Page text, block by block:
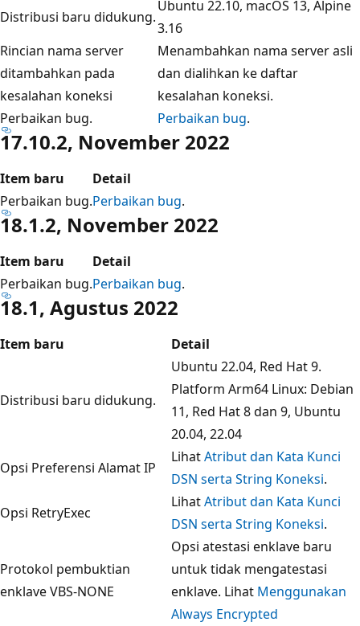
Distribusi baru didukung.
Ubuntu 22.10, macOS 13, Alpine
3.16
Rincian nama server
ditambahkan pada
kesalahan koneksi
Menambahkan nama server asli
dan dialihkan ke daftar
kesalahan koneksi.
Perbaikan bug.
Perbaikan bug.
17.10.2, November 2022
Item baru
Detail
Perbaikan bug.Perbaikan bug.
18.1.2, November 2022
Item baru
Detail
Perbaikan bug.Perbaikan bug.
18.1, Agustus 2022
Item baru Detail
Distribusi baru didukung.
Ubuntu 22.04, Red Hat 9.
Platform Arm64 Linux: Debian
11, Red Hat 8 dan 9, Ubuntu
20.04, 22.04
Opsi Preferensi Alamat IP
LihatAtribut dan Kata Kunci
DSN serta String Koneksi.
Opsi RetryExec
LihatAtribut dan Kata Kunci
DSN serta String Koneksi.
Protokol pembuktian
enklave VBS-NONE
Opsi atestasi enklave baru
untuk tidak mengatestasi
enklave. Lihat Menggunakan
Always Encrypted